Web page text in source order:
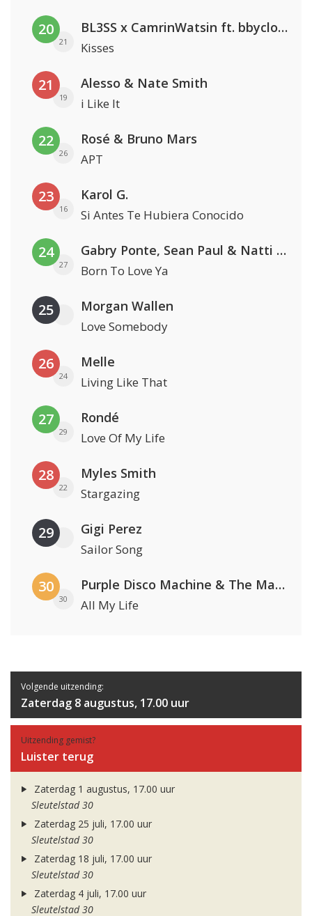
20
21
BL3SS x CamrinWatsin ft. bbyclose
Kisses
21
19
Alesso & Nate Smith
i Like It
22
26
Rosé & Bruno Mars
APT
23
16
Karol G.
Si Antes Te Hubiera Conocido
24
27
Gabry Ponte, Sean Paul & Natti Natasha
Born To Love Ya
25 Morgan Wallen
Love Somebody
26
24
Melle
Living Like That
27
29
Rondé
Love Of My Life
28
22
Myles Smith
Stargazing
29 Gigi Perez
Sailor Song
30
30
Purple Disco Machine & The Magician
All My Life
Volgende uitzending:
Zaterdag 8 augustus, 17.00 uur
Uitzending gemist?
Luister terug
Zaterdag 1 augustus, 17.00 uur
Sleutelstad 30
Zaterdag 25 juli, 17.00 uur
Sleutelstad 30
Zaterdag 18 juli, 17.00 uur
Sleutelstad 30
Zaterdag 4 juli, 17.00 uur
Sleutelstad 30